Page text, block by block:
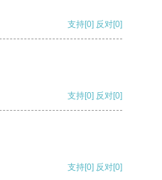
支持[0] 反对[0]
支持[0] 反对[0]
支持[0] 反对[0]